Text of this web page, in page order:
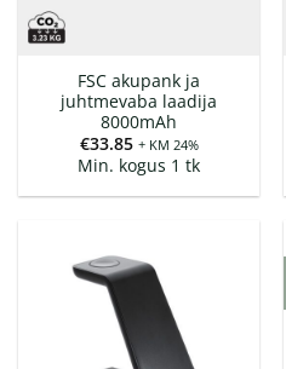
FSC akupank ja
juhtmevaba laadija
8000mAh
€33.85 + KM 24%
Min. kogus 1 tk